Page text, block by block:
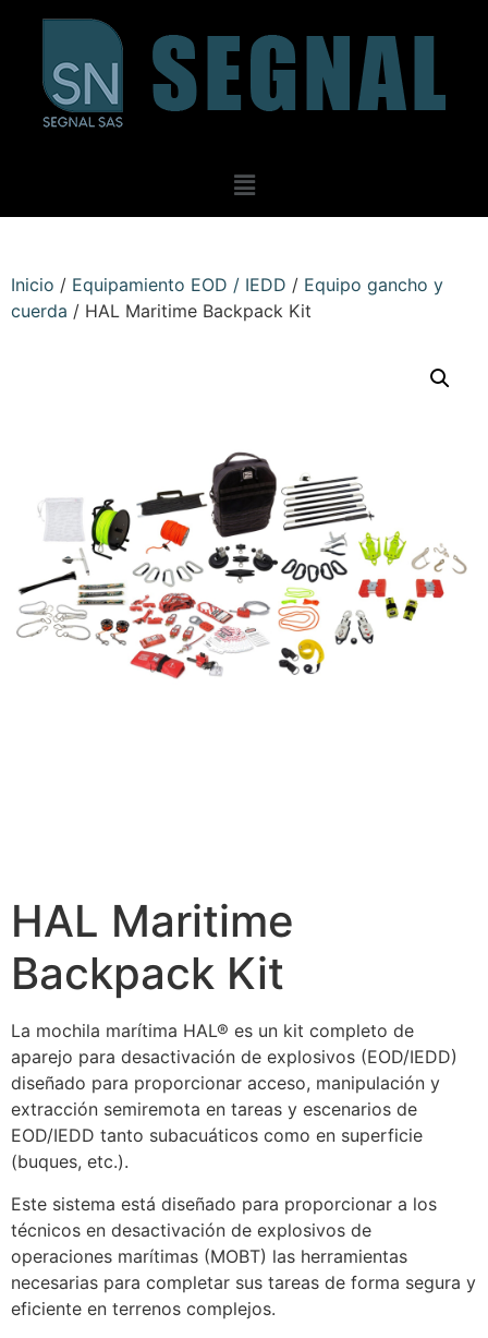
Inicio / Equipamiento EOD / IEDD / Equipo gancho y
cuerda / HAL Maritime Backpack Kit
HAL Maritime
Backpack Kit
La mochila marítima HAL® es un kit completo de
aparejo para desactivación de explosivos (EOD/IEDD) ​​
diseñado para proporcionar acceso, manipulación y
extracción semiremota en tareas y escenarios de
EOD/IEDD tanto subacuáticos como en superficie
(buques, etc.).
Este sistema está diseñado para proporcionar a los
técnicos en desactivación de explosivos de
operaciones marítimas (MOBT) las herramientas
necesarias para completar sus tareas de forma segura y
eficiente en terrenos complejos.